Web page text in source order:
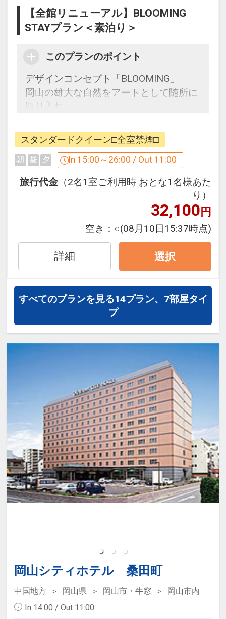
より）
・ベッドシーツの交換は3日に1回（4泊
・追加でシーツ交換をご希望の場合は、
をベッドに置いてください。
・毎日の清掃では、ベッドメイク・タオ
10階の大浴場「GREEN BATH」で、岡山
の名園を彷彿とさせる庭園を眺めなが
ら、ゆっくりと足を伸ばし一日の疲れを
【宿泊者専用ゲストラウンジのご案内】
場所 ： 1F レストラン GARDEN CAFE
営業時間 ： 13：00 ～ 22：00
ご案内 ： コーヒーなどをご用意してお
風が吹き抜け、日向のように爽やかで光
が降り注ぐ宿泊者専用ラウンジでは、コ
ーヒー等のフリードリンクをお楽しみい
ただけます。（営業時間/13：00～22：
※団体等で貸し切りの場合、ご利用いた
だけない場合もございます。
■JR岡山駅から徒歩2分の好立地。ビジ
ネスや観光の拠点に便利です。
■日本三名園「後楽園」までバスで約15
分、路面電車と徒歩で約25分。
■加湿機能付空気清浄機を全室標準装
備。
■最上階に大浴場をご用意。無料でご利
インターネットコース番号：DP-2-
200000044884
【全館リニューアル】BLOOMING
STAYプラン＜素泊り＞
このプランのポイント
デザインコンセプト「BLOOMING」
岡山の雄大な自然をアートとして随所に
取り入れ
生まれ変わりました。
お客様の旅が、より彩り豊かなひと時に
なりますように。
旅のサードプレイスとして、花が咲くよ
うに心が躍る滞在時間をお過ごしくださ
本プランは、お部屋代のみのシンプルな
宿泊プランです。
＜連泊清掃について＞（2026年4月1日
より）
・ベッドシーツの交換は3日に1回（4泊
目に全交換）となります。
をベッドに置いてください。
・毎日の清掃では、ベッドメイク・タオ
ル交換・ゴミ回収・客室清掃を行いま
す。
10階の大浴場「GREEN BATH」で、岡山
の名園を彷彿とさせる庭園を眺めなが
ら、ゆっくりと足を伸ばし一日の疲れを
癒してください。
【宿泊者専用ゲストラウンジのご案内】
風が吹き抜け、日向のように爽やかで光
が降り注ぐ宿泊者専用ラウンジでは、コ
ーヒー等のフリードリンクをお楽しみい
スタンダードクイーン□全室禁煙□
朝 昼 夕 In 15:00～26:00 / Out 11:00
旅行代金 （2名1室ご利用時 おとな1名様あた
り）
32,100円
空き： ○(08月10日15:37時点)
詳細 選択
すべてのプランを見る14プラン、7部屋タイ
プ
岡山シティホテル 桑田町
中国地方 岡山県 岡山市・牛窓
岡山市内
In 14:00 / Out 11:00